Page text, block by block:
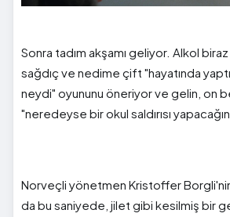
Sonra tadım akşamı geliyor. Alkol
sağdıç ve nedime çift "hayatında
neydi" oyununu öneriyor ve gelin, on
"neredeyse bir okul saldırısı
Norveçli yönetmen Kristoffer
da bu saniyede, jilet gibi kesilmiş bir